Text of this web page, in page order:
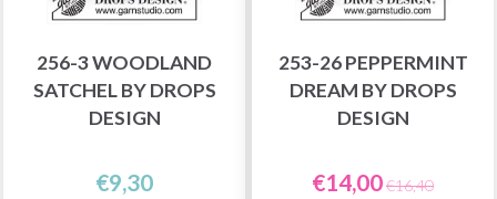
256-3 WOODLAND
SATCHEL BY DROPS
DESIGN
€9,30
253-26 PEPPERMINT
DREAM BY DROPS
DESIGN
€14,00€16,40